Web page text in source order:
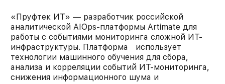
«Пруфтек ИТ» — разработчик российской
аналитической AIOps-платформы Artimate для
работы с событиями мониторинга сложной ИТ-
инфраструктуры. Платформа использует
технологии машинного обучения для сбора,
анализа и корреляции событий ИТ-мониторинга,
снижения информационного шума и